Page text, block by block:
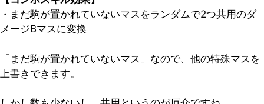
・まだ駒が置かれていないマスをランダムで2つ共用のダ
メージBマスに変換
「まだ駒が置かれていないマス」なので、他の特殊マスを
上書きできます。